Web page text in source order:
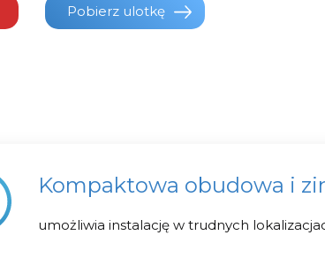
Pobierz ulotkę
Kompaktowa obudowa i
umożliwia instalację w trudnych